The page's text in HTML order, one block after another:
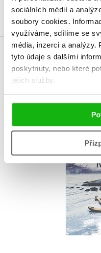
sociálních médií a
soubory cookies.
využíváme, sdílíme se
média, inzerci a analýzy.
tyto údaje s dalšími
poskytnuty, nebo které
jejich služby.
Přihlásit
MOHLO BY